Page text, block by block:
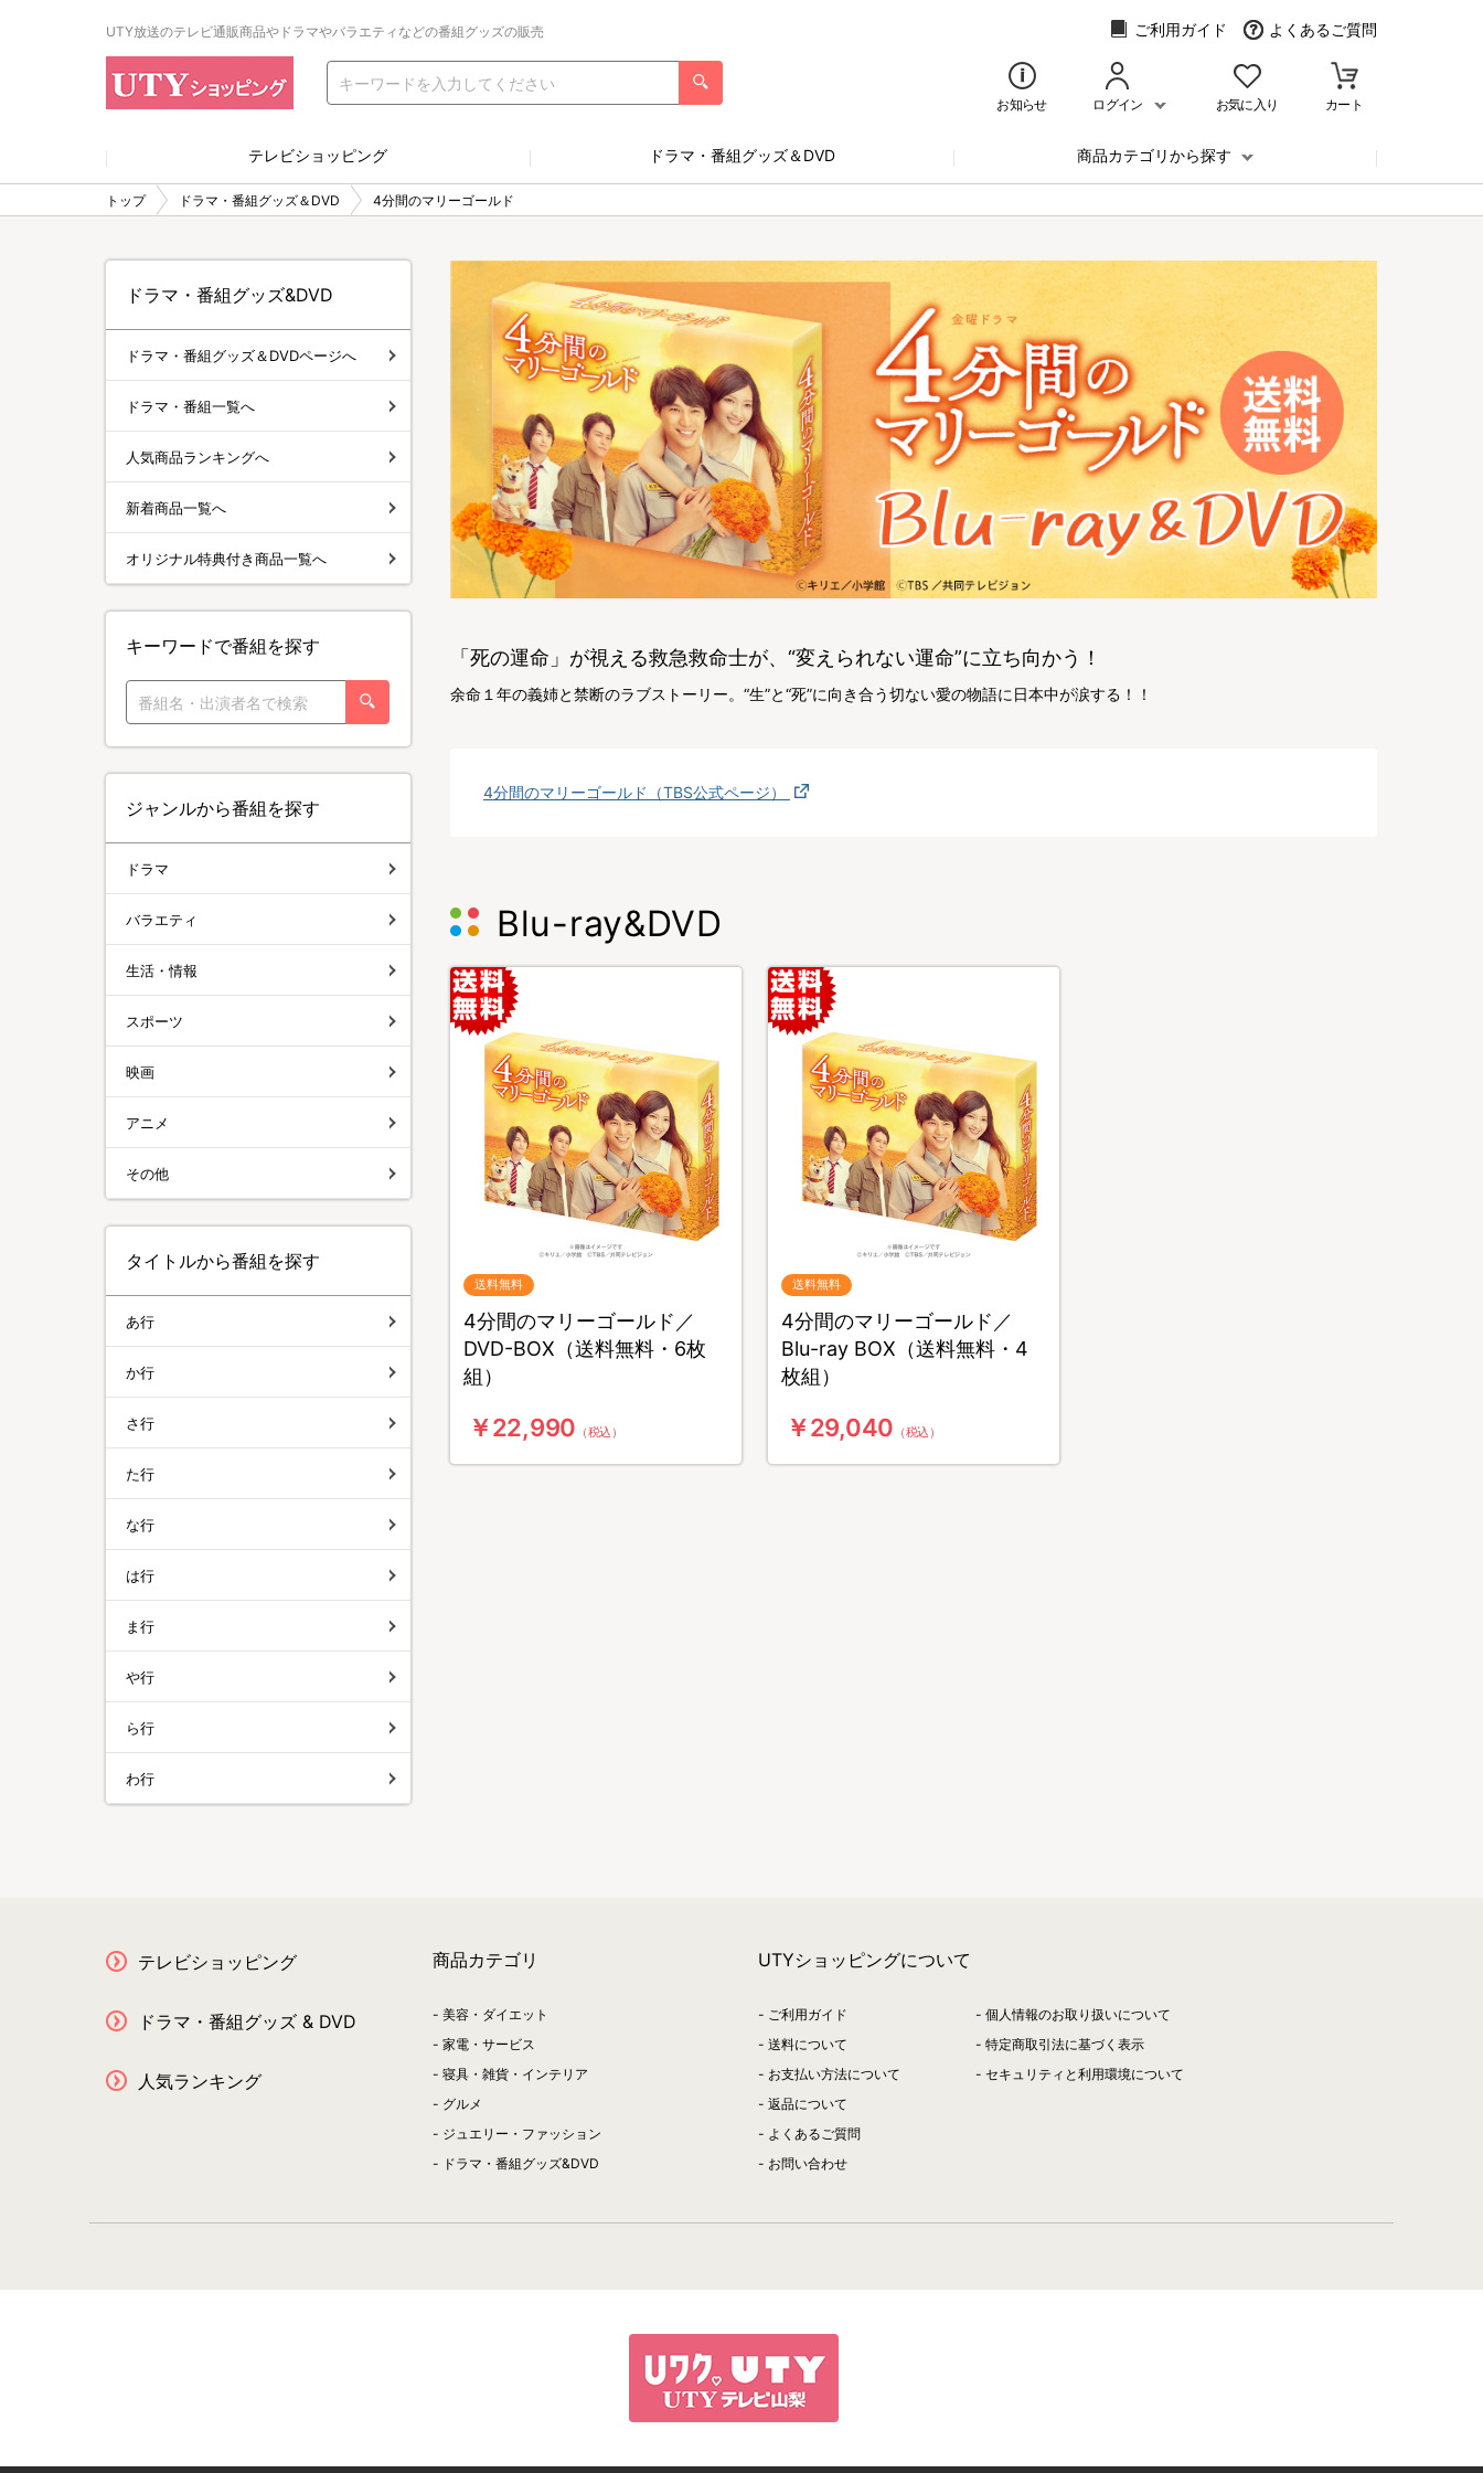
UTY放送のテレビ通販商品やドラマやバラエティなどの番組グッズの販売 ご利用ガイド よくあるご質問
お知らせ ログイン お気に入り カート
テレビショッピング ドラマ・番組グッズ＆DVD 商品カテゴリから探す
トップ ドラマ・番組グッズ＆DVD 4分間のマリーゴールド
「死の運命」が視える救急救命士が、“変えられない運命”に立ち向かう！
余命１年の義姉と禁断のラブストーリー。“生”と“死”に向き合う切ない愛の物語に日本中が涙する！！
4分間のマリーゴールド（TBS公式ページ）
Blu-ray&DVD
送料無料
4分間のマリーゴールド／
DVD-BOX（送料無料・6枚
組）
￥22,990 （税込）
送料無料
4分間のマリーゴールド／
Blu-ray BOX（送料無料・4
枚組）
￥29,040 （税込）
ドラマ・番組グッズ&DVD
ドラマ・番組グッズ＆DVDページへ
ドラマ・番組一覧へ
人気商品ランキングへ
新着商品一覧へ
オリジナル特典付き商品一覧へ
キーワードで番組を探す
ジャンルから番組を探す
ドラマ
バラエティ
生活・情報
スポーツ
映画
アニメ
その他
タイトルから番組を探す
あ行
か行
さ行
た行
な行
は行
ま行
や行
ら行
わ行
テレビショッピング
ドラマ・番組グッズ & DVD
人気ランキング
商品カテゴリ
美容・ダイエット
家電・サービス
寝具・雑貨・インテリア
グルメ
ジュエリー・ファッション
ドラマ・番組グッズ&DVD
UTYショッピングについて
ご利用ガイド
送料について
お支払い方法について
返品について
よくあるご質問
お問い合わせ
個人情報のお取り扱いについて
特定商取引法に基づく表示
セキュリティと利用環境について